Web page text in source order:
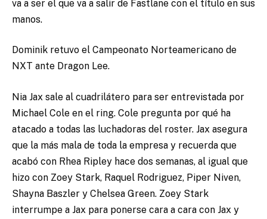
va a ser el que va a salir de Fastlane con el título en sus
manos.
Dominik retuvo el Campeonato Norteamericano de
NXT ante Dragon Lee.
Nia Jax sale al cuadrilátero para ser entrevistada por
Michael Cole en el ring. Cole pregunta por qué ha
atacado a todas las luchadoras del roster. Jax asegura
que la más mala de toda la empresa y recuerda que
acabó con Rhea Ripley hace dos semanas, al igual que
hizo con Zoey Stark, Raquel Rodriguez, Piper Niven,
Shayna Baszler y Chelsea Green. Zoey Stark
interrumpe a Jax para ponerse cara a cara con Jax y